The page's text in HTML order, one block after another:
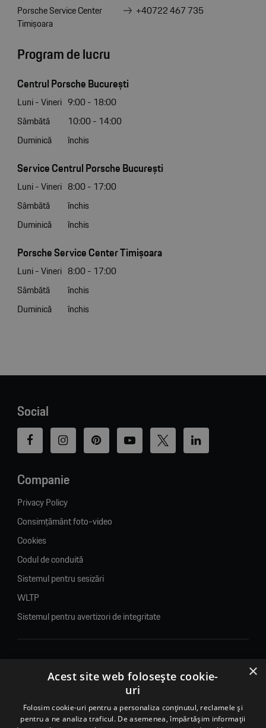
Porsche Service Center
Timișoara
+40722 467 735
Program de lucru
Centrul Porsche București
Luni - Vineri 9:00 - 18:00
Sâmbătă
10:00 - 14:00
Duminică
închis
Service Centrul Porsche București
Luni - Vineri 8:00 - 17:00
Sâmbătă
închis
Duminică
închis
Porsche Service Center Timișoara
Luni - Vineri 8:00 - 17:00
Sâmbătă
închis
Duminică
închis
Social
Companie
Privacy Policy
Consimțământ foto-video
Cookies
Codul de conduită
Sistemul pentru sesizări
WLTP
Sistemul pentru avertizori de integritate
© 2026. Porsche Inter Auto Romania. Toate drepturile rezervate.
Porsche Inter Auto Romania SRL
RO22188461 J2007002067233
B-dul Pipera, nr. 2, Sala 1, Etaj 2, Voluntari, jud.Ilfov - sediu
×
Acest site web folosește cookie-
uri
Folosim cookie-uri pentru a personaliza conținutul, reclamele și
pentru a ne analiza traficul. De asemenea, împărtășim informații